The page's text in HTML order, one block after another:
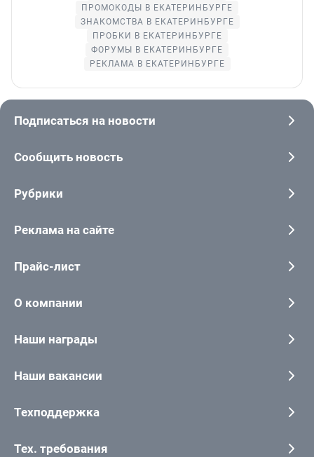
ПРОМОКОДЫ В ЕКАТЕРИНБУРГЕ
ЗНАКОМСТВА В ЕКАТЕРИНБУРГЕ
ПРОБКИ В ЕКАТЕРИНБУРГЕ
ФОРУМЫ В ЕКАТЕРИНБУРГЕ
РЕКЛАМА В ЕКАТЕРИНБУРГЕ
Подписаться на новости
Сообщить новость
Рубрики
Реклама на сайте
Прайс-лист
О компании
Наши награды
Наши вакансии
Техподдержка
Тех. требования